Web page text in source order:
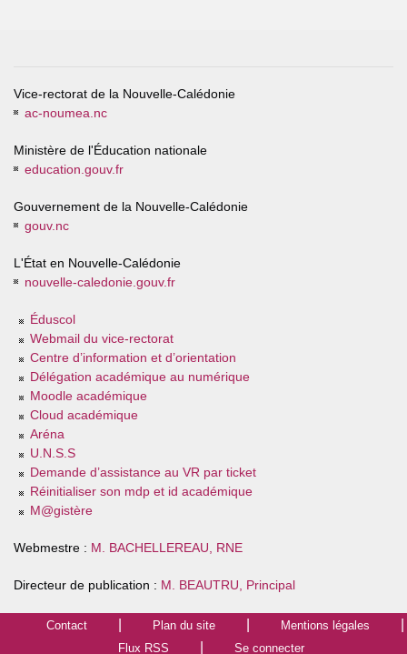
Vice-rectorat de la Nouvelle-Calédonie
ac-noumea.nc
Ministère de l'Éducation nationale
education.gouv.fr
Gouvernement de la Nouvelle-Calédonie
gouv.nc
L'État en Nouvelle-Calédonie
nouvelle-caledonie.gouv.fr
Éduscol
Webmail du vice-rectorat
Centre d’information et d’orientation
Délégation académique au numérique
Moodle académique
Cloud académique
Aréna
U.N.S.S
Demande d’assistance au VR par ticket
Réinitialiser son mdp et id académique
M@gistère
Webmestre : M. BACHELLEREAU, RNE
Directeur de publication : M. BEAUTRU, Principal
Contact Plan du site
Mentions légales
Flux RSS
Se connecter